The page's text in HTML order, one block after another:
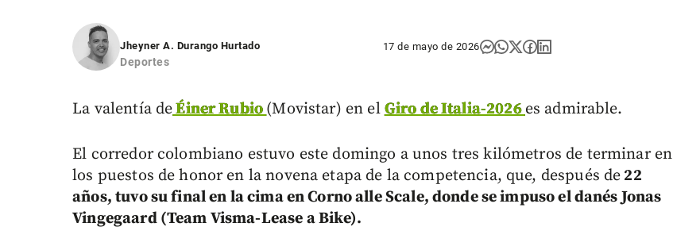
Jheyner A. Durango Hurtado
Deportes
17 de mayo de 2026
La valentía deÉiner Rubio(Movistar) en elGiro de Italia-2026es admirable.
El corredor colombiano estuvo este domingo a unos tres kilómetros de terminar en
los puestos de honor en la novena etapa de la competencia, que, después de 22
años, tuvo su final en la cima en Corno alle Scale, donde se impuso el danés Jonas
Vingegaard (Team Visma-Lease a Bike).